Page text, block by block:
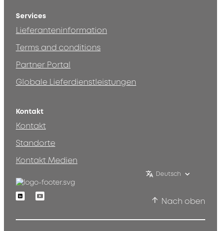
Services
Lieferanteninformation
Terms and conditions
Partner Portal
Globale Lieferdienstleistungen
Kontakt
Kontakt
Standorte
Kontakt Medien
Deutsch
LinkedinYoutube
Nach oben